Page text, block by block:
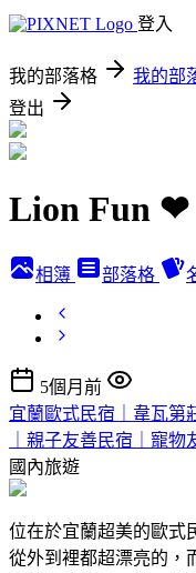
登入
我的部落格 我的部
登出
Lion Fun ❤
相簿 部落格
5個月前
宜蘭歐式民宿｜韋瓦第
｜親子友善民宿｜寵物
國內旅遊
位在於宜蘭超美的歐式
從外到裡都超漂亮的，